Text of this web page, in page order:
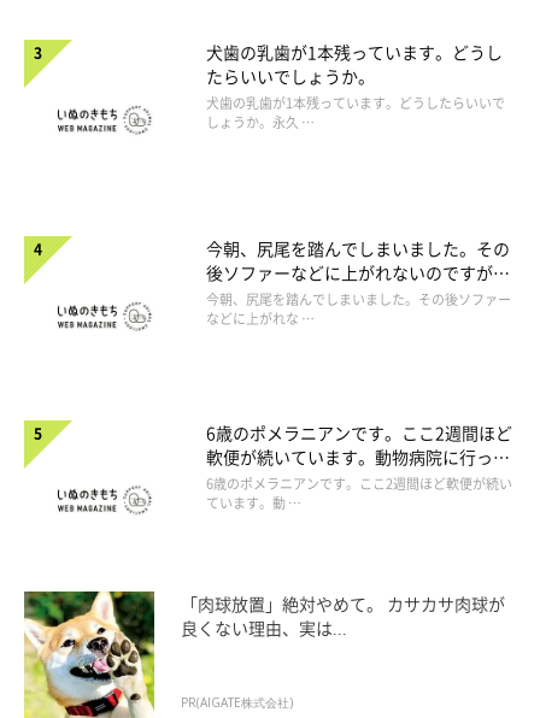
犬歯の乳歯が1本残っています。どうし
たらいいでしょうか。
犬歯の乳歯が1本残っています。どうしたらいいで
しょうか。永久 …
今朝、尻尾を踏んでしまいました。その
後ソファーなどに上がれないのですが、
大丈夫でしょうか。
今朝、尻尾を踏んでしまいました。その後ソファー
などに上がれな …
6歳のポメラニアンです。ここ2週間ほど
軟便が続いています。動物病院に行った
ほうがよいですか。
6歳のポメラニアンです。ここ2週間ほど軟便が続い
ています。動 …
「肉球放置」絶対やめて。 カサカサ肉球が
良くない理由、実は...
PR(AIGATE株式会社)